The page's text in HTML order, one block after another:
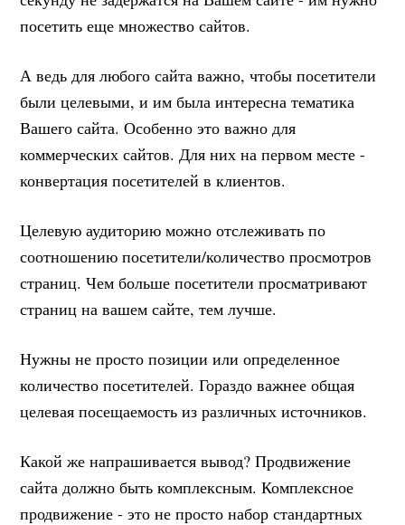
посетить еще множество сайтов.
А ведь для любого сайта важно, чтобы посетители
были целевыми, и им была интересна тематика
Вашего сайта. Особенно это важно для
коммерческих сайтов. Для них на первом месте -
конвертация посетителей в клиентов.
Целевую аудиторию можно отслеживать по
соотношению посетители/количество просмотров
страниц. Чем больше посетители просматривают
страниц на вашем сайте, тем лучше.
Нужны не просто позиции или определенное
количество посетителей. Гораздо важнее общая
целевая посещаемость из различных источников.
Какой же напрашивается вывод? Продвижение
сайта должно быть комплексным. Комплексное
продвижение - это не просто набор стандартных